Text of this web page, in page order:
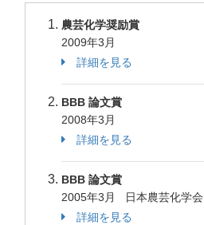
農芸化学奨励賞
2009年3月
詳細を見る
BBB 論文賞
2008年3月
詳細を見る
BBB 論文賞
2005年3月 日本農芸化学会
詳細を見る